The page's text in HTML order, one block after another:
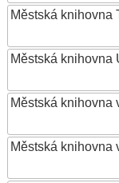
Městská knihovna
Městská knihovna
Městská knihovna
Městská knihovna